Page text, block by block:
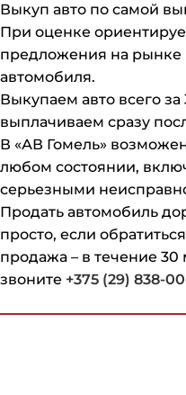
Выкуп авто по самой
При оценке
предложения на рынке
автомобиля.
Выкупаем авто всего
выплачиваем сразу
В «АВ Гомель»
любом состоянии,
серьезными
Продать автомобиль
просто, если
продажа – в течение 30
звоните +375 (29) 838-